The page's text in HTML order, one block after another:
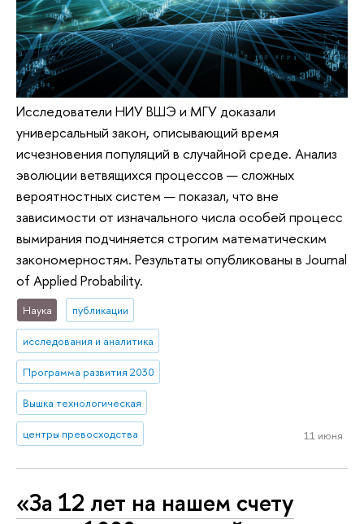
Исследователи НИУ ВШЭ и МГУ доказали
универсальный закон, описывающий время
исчезновения популяций в случайной среде. Анализ
эволюции ветвящихся процессов — сложных
вероятностных систем — показал, что вне
зависимости от изначального числа особей процесс
вымирания подчиняется строгим математическим
закономерностям. Результаты опубликованы в Journal
of Applied Probability.
Наука публикации
исследования и аналитика
Программа развития 2030
Вышка технологическая
центры превосходства 11 июня
«За 12 лет на нашем счету